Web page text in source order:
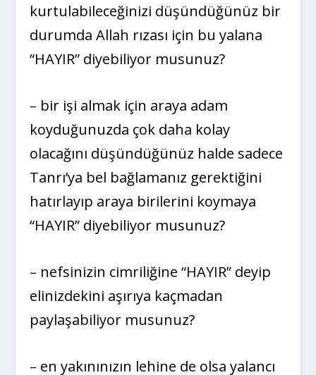
kurtulabileceğinizi düşündüğünüz bir
durumda Allah rızası için bu yalana
“HAYIR” diyebiliyor musunuz?
– bir işi almak için araya adam
koyduğunuzda çok daha kolay
olacağını düşündüğünüz halde sadece
Tanrı’ya bel bağlamanız gerektiğini
hatırlayıp araya birilerini koymaya
“HAYIR” diyebiliyor musunuz?
– nefsinizin cimriliğine “HAYIR” deyip
elinizdekini aşırıya kaçmadan
paylaşabiliyor musunuz?
– en yakınınızın lehine de olsa yalancı